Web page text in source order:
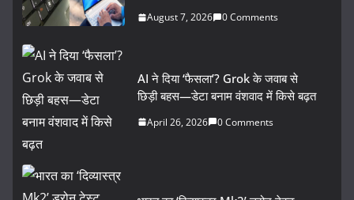
August 7, 2026 0 Comments
AI ने दिया ‘फैसला’? Grok के जवाब से
छिड़ी बहस—डेटा बनाम वंशवाद में किसे बढ़त
April 26, 2026 0 Comments